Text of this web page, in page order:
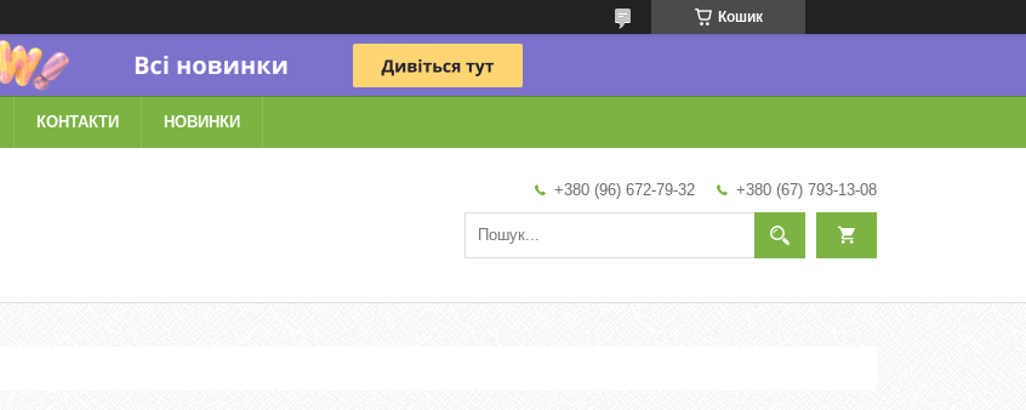
Кошик
КОНТАКТИ НОВИНКИ
+380 (96) 672-79-32 +380 (67) 793-13-08